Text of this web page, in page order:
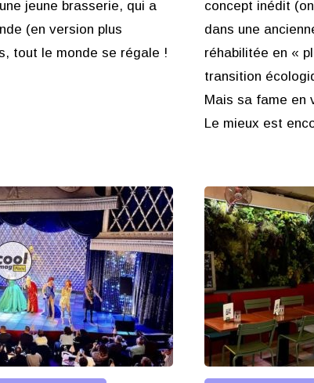
jeune brasserie, qui a
(en version plus
tout le monde se régale !
concept inédit
dans une
réhabilitée en «
transition
Mais sa fame en
Le mieux est